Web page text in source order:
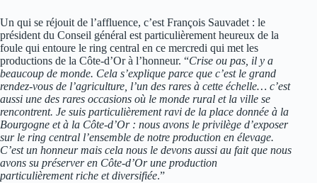
Un qui se réjouit de l’affluence, c’est François Sauvadet : le
président du Conseil général est particulièrement heureux de la
foule qui entoure le ring central en ce mercredi qui met les
productions de la Côte-d’Or à l’honneur. “Crise ou pas, il y a
beaucoup de monde. Cela s’explique parce que c’est le grand
rendez-vous de l’agriculture, l’un des rares à cette échelle… c’est
aussi une des rares occasions où le monde rural et la ville se
rencontrent. Je suis particulièrement ravi de la place donnée à la
Bourgogne et à la Côte-d’Or : nous avons le privilège d’exposer
sur le ring central l’ensemble de notre production en élevage.
C’est un honneur mais cela nous le devons aussi au fait que nous
avons su préserver en Côte-d’Or une production
particulièrement riche et diversifiée.”